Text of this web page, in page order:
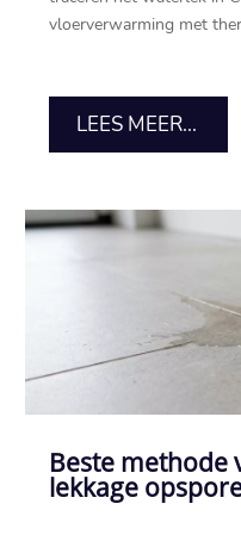
vloerverwarming met
LEES MEER...
Beste
lekkage